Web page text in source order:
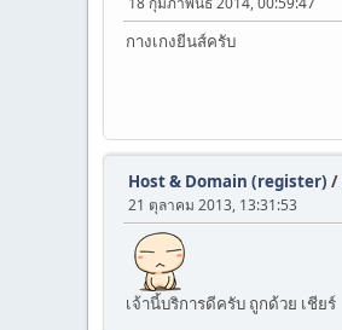
กางเกงยีนส์ครับ
Host & Domain (register) /
21 ตุลาคม 2013, 13:31:53
เจ้านี้บริการดีครับ ถูกด้วย เชียร์